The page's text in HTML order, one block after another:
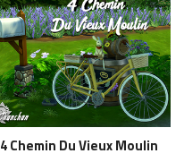
4 Chemin Du Vieux Moulin